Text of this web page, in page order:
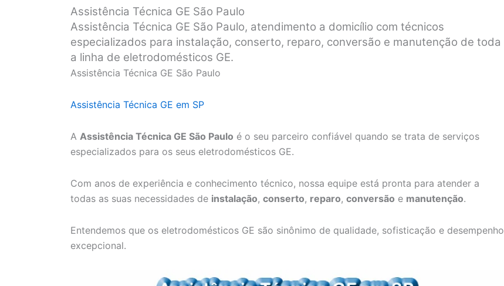
Assistência Técnica GE São Paulo
Assistência Técnica GE São Paulo, atendimento a domicílio com técnicos
especializados para instalação, conserto, reparo, conversão e manutenção de toda
a linha de eletrodomésticos GE.
Assistência Técnica GE São Paulo
Assistência Técnica GE em SP
A Assistência Técnica GE São Paulo é o seu parceiro confiável quando se trata de serviços
especializados para os seus eletrodomésticos GE.
Com anos de experiência e conhecimento técnico, nossa equipe está pronta para atender a
todas as suas necessidades de instalação, conserto, reparo, conversão e manutenção.
Entendemos que os eletrodomésticos GE são sinônimo de qualidade, sofisticação e desempenho
excepcional.